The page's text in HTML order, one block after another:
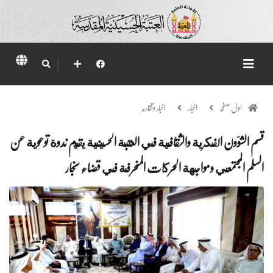
اول صفحہ اخبار اخبار وتقارير
قسم الشؤون الفكرية والثقافية في العتبة الحسينية يقيم ندوة توعوية عن
السلم المجتمعي ومواجهة الحركات المنحرفة في قضاء سنجار